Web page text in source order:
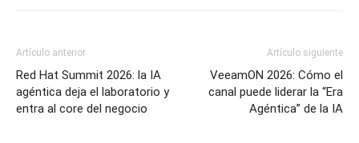
Artículo anterior
Red Hat Summit 2026: la IA
agéntica deja el laboratorio y
entra al core del negocio
Artículo siguiente
VeeamON 2026: Cómo el
canal puede liderar la “Era
Agéntica” de la IA